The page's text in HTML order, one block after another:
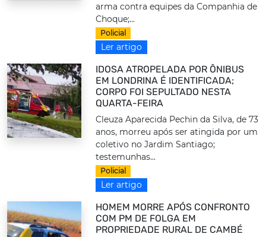
arma contra equipes da Companhia de
Choque;...
Policial
Ler artigo
IDOSA ATROPELADA POR ÔNIBUS
EM LONDRINA É IDENTIFICADA;
CORPO FOI SEPULTADO NESTA
QUARTA-FEIRA
Cleuza Aparecida Pechin da Silva, de 73
anos, morreu após ser atingida por um
coletivo no Jardim Santiago;
testemunhas...
Policial
Ler artigo
HOMEM MORRE APÓS CONFRONTO
COM PM DE FOLGA EM
PROPRIEDADE RURAL DE CAMBÉ